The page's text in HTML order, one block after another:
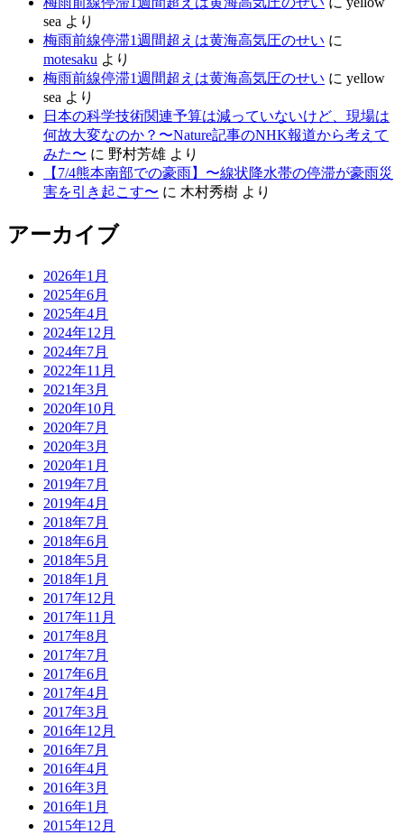
sea より
梅雨前線停滞1週間超えは黄海高気圧のせい に
motesaku より
梅雨前線停滞1週間超えは黄海高気圧のせい に yellow
sea より
日本の科学技術関連予算は減っていないけど、現場は
何故大変なのか？〜Nature記事のNHK報道から考えて
みた〜 に 野村芳雄 より
【7/4熊本南部での豪雨】〜線状降水帯の停滞が豪雨災
害を引き起こす〜 に 木村秀樹 より
アーカイブ
2026年1月
2025年6月
2025年4月
2024年12月
2024年7月
2022年11月
2021年3月
2020年10月
2020年7月
2020年3月
2020年1月
2019年7月
2019年4月
2018年7月
2018年6月
2018年5月
2018年1月
2017年12月
2017年11月
2017年8月
2017年7月
2017年6月
2017年4月
2017年3月
2016年12月
2016年7月
2016年4月
2016年3月
2016年1月
2015年12月